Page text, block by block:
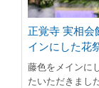
正覚寺 実相会
インにした花
藤色をメインに
たいただきました